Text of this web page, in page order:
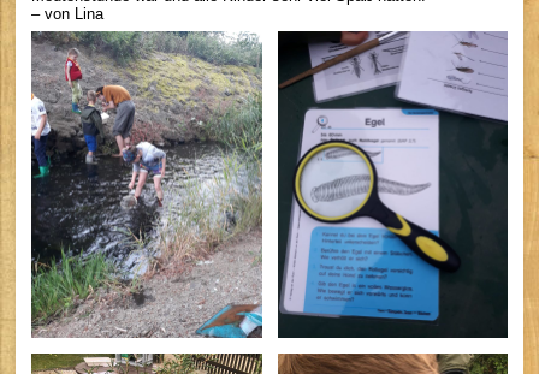
– von Lina